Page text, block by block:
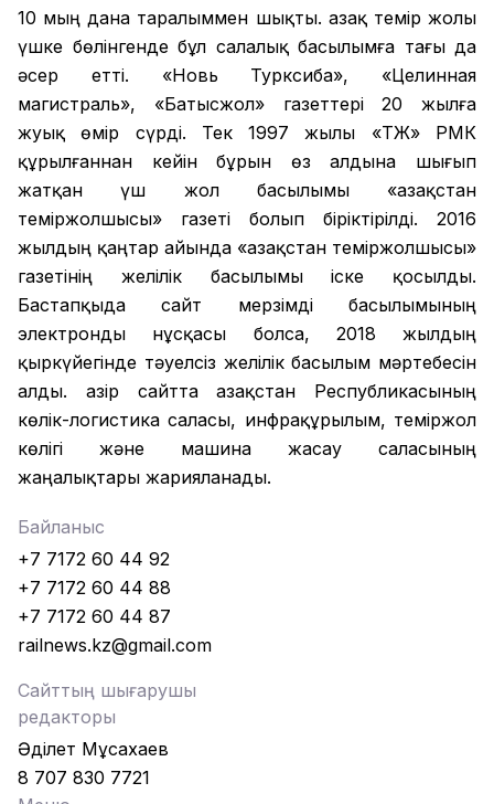
10 мың дана таралыммен шықты. Қазақ темір жолы
үшке бөлінгенде бұл салалық басылымға тағы да
әсер етті. «Новь Турксиба», «Целинная
магистраль», «Батысжол» газеттері 20 жылға
жуық өмір сүрді. Тек 1997 жылы «ҚТЖ» РМК
құрылғаннан кейін бұрын өз алдына шығып
жатқан үш жол басылымы «Қазақстан
теміржолшысы» газеті болып біріктірілді. 2016
жылдың қаңтар айында «Қазақстан теміржолшысы»
газетінің желілік басылымы іске қосылды.
Бастапқыда сайт мерзімді басылымының
электронды нұсқасы болса, 2018 жылдың
қыркүйегінде тәуелсіз желілік басылым мәртебесін
алды. Қазір сайтта Қазақстан Республикасының
көлік-логистика саласы, инфрақұрылым, теміржол
көлігі және машина жасау саласының
жаңалықтары жарияланады.
Байланыс
+7 7172 60 44 92
+7 7172 60 44 88
+7 7172 60 44 87
railnews.kz@gmail.com
Сайттың шығарушы
редакторы
Әділет Мұсахаев
8 707 830 7721